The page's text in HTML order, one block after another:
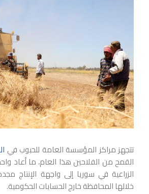
تتجهز مراكز المؤسسة العامة للحبوب في
القمح من الفلاحين هذا العام، ما أعاد
الزراعية في سوريا إلى واجهة الإنتاج
خلالها المحافظة خارج الحسابات الحكومية.